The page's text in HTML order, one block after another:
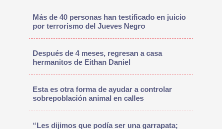
Más de 40 personas han testificado en juicio
por terrorismo del Jueves Negro
Después de 4 meses, regresan a casa
hermanitos de Eithan Daniel
Esta es otra forma de ayudar a controlar
sobrepoblación animal en calles
“Les dijimos que podía ser una garrapata;